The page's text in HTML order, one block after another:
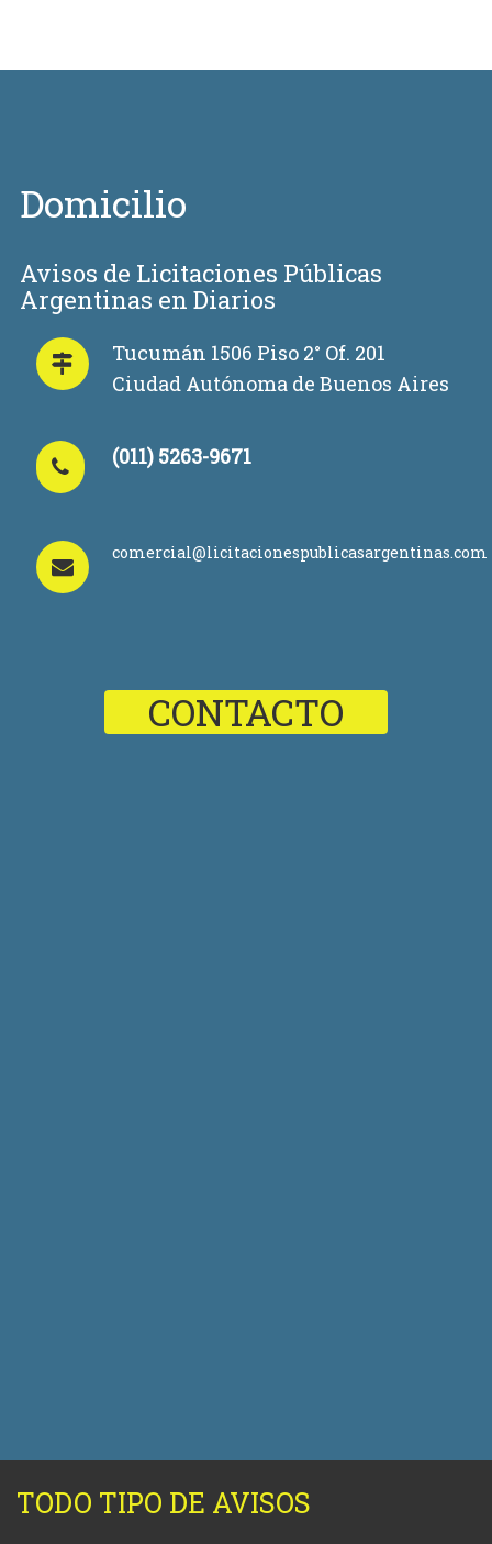
Domicilio
Avisos de Licitaciones Públicas
Argentinas en Diarios
Tucumán 1506 Piso 2° Of. 201
Ciudad Autónoma de Buenos Aires
(011) 5263-9671
comercial@licitacionespublicasargentinas.com
CONTACTO
TODO TIPO DE AVISOS